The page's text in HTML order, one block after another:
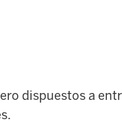
dispuestos a